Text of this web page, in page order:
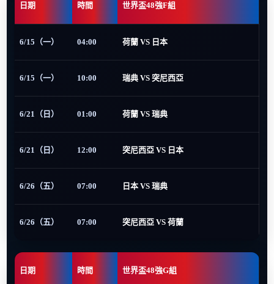
日期 時間 世界盃48強F組
6/15（一） 04:00 荷蘭 VS 日本
6/15（一） 10:00 瑞典 VS 突尼西亞
6/21（日） 01:00 荷蘭 VS 瑞典
6/21（日） 12:00 突尼西亞 VS 日本
6/26（五） 07:00 日本 VS 瑞典
6/26（五） 07:00 突尼西亞 VS 荷蘭
日期 時間 世界盃48強G組